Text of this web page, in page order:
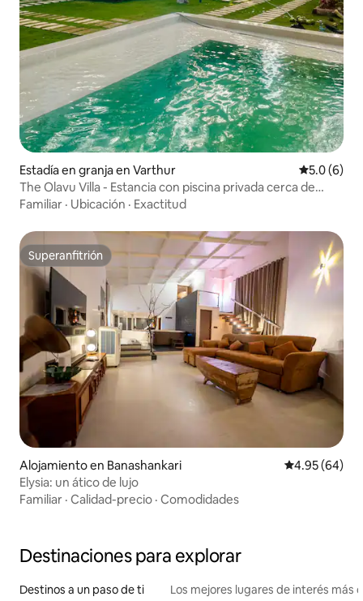
Estadía en granja en Varthur
5.0 (6)
The Olavu Villa - Estancia con piscina privada cerca de
Bangalore
Familiar · Ubicación · Exactitud
Superanfitrión
Superanfitrión
Alojamiento en Banashankari Calificación
4.95 (64)
Elysia: un ático de lujo
Familiar · Calidad-precio · Comodidades
Destinaciones para explorar
Destinos a un paso de ti Los mejores lugares de interés más